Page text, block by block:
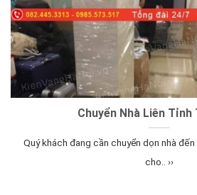
Chuyển Nhà Liên Tỉnh
Quý khách đang cần chuyển dọn nhà
cho.. ››